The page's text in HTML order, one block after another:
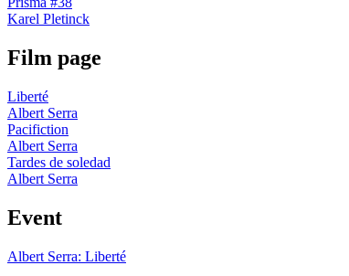
Karel Pletinck
Film page
Liberté
Albert Serra
Pacifiction
Albert Serra
Tardes de soledad
Albert Serra
Event
Albert Serra: Liberté